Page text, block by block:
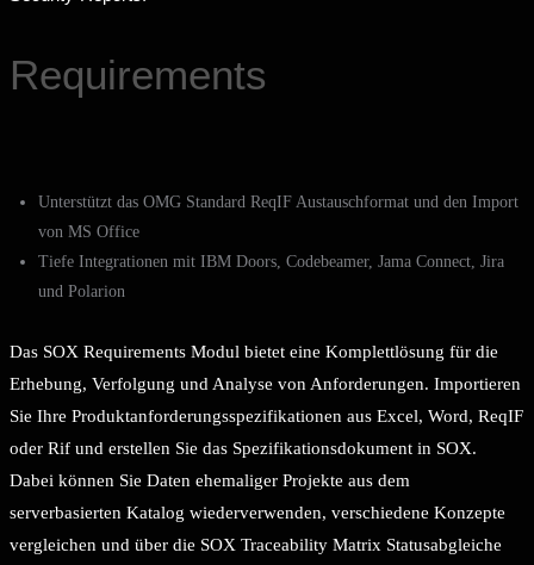
Requirements
Unterstützt das OMG Standard ReqIF Austauschformat und den Import
von MS Office
Tiefe Integrationen mit IBM Doors, Codebeamer, Jama Connect, Jira
und Polarion
Das SOX Requirements Modul bietet eine Komplettlösung für die
Erhebung, Verfolgung und Analyse von Anforderungen. Importieren
Sie Ihre Produktanforderungsspezifikationen aus Excel, Word, ReqIF
oder Rif und erstellen Sie das Spezifikationsdokument in SOX.
Dabei können Sie Daten ehemaliger Projekte aus dem
serverbasierten Katalog wiederverwenden, verschiedene Konzepte
vergleichen und über die SOX Traceability Matrix Statusabgleiche